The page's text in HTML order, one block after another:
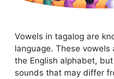
Vowels in tagalog are
language. These vowels
the English alphabet,
sounds that may differ